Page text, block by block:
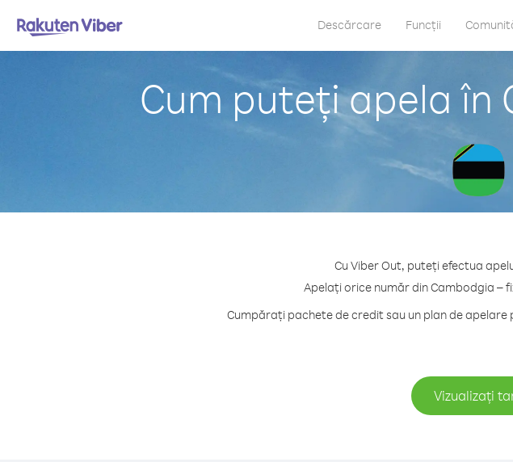
Descărcare Funcții
Cum puteți apela în
Cu Viber Out, puteți efectua
Apelați orice număr din Cambodgia –
Cumpărați pachete de credit sau un plan de
Vizualizați